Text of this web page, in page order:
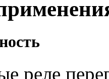
реле